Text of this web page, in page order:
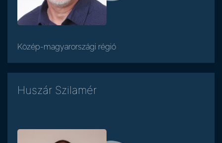
Közép-magyarországi régió
Huszár Szilamér